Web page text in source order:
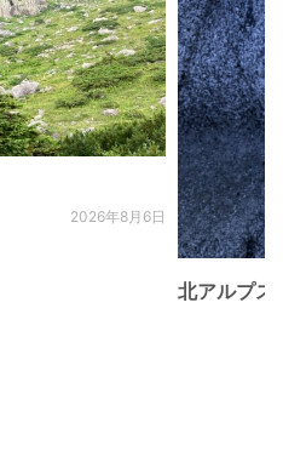
2026年8月6日
北アルプ